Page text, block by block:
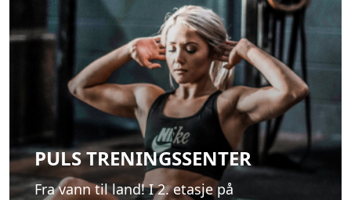
PULS TRENINGSSENTER
Fra vann til land! I 2. etasje på